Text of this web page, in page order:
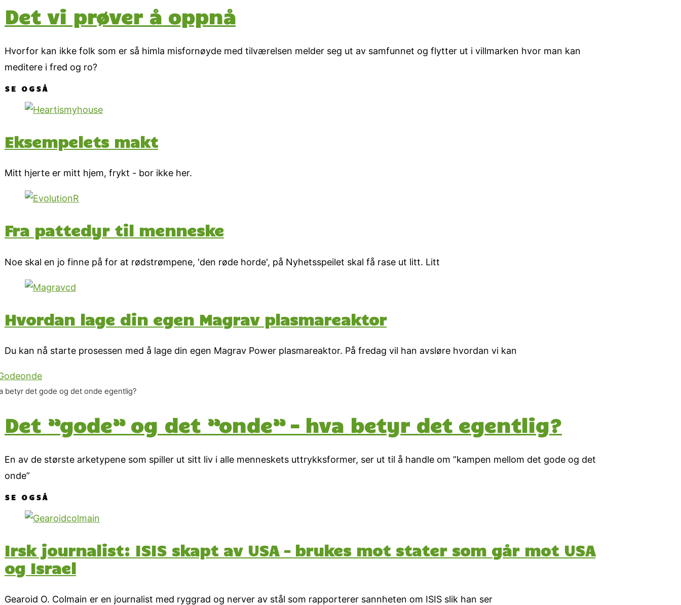
Det vi prøver å oppnå
Hvorfor kan ikke folk som er så himla misfornøyde med tilværelsen melder seg ut av samfunnet og flytter ut i villmarken hvor man kan
meditere i fred og ro?
SE OGSÅ
Eksempelets makt
Mitt hjerte er mitt hjem, frykt - bor ikke her.
Fra pattedyr til menneske
Noe skal en jo finne på for at rødstrømpene, 'den røde horde', på Nyhetsspeilet skal få rase ut litt. Litt
Hvordan lage din egen Magrav plasmareaktor
Du kan nå starte prosessen med å lage din egen Magrav Power plasmareaktor. På fredag vil han avsløre hvordan vi kan
betyr det gode og det onde egentlig?
Det ”gode” og det ”onde” – hva betyr det egentlig?
En av de største arketypene som spiller ut sitt liv i alle menneskets uttrykksformer, ser ut til å handle om ”kampen mellom det gode og det
onde”
SE OGSÅ
Irsk journalist: ISIS skapt av USA – brukes mot stater som går mot USA
og Israel
Gearoid O. Colmain er en journalist med ryggrad og nerver av stål som rapporterer sannheten om ISIS slik han ser